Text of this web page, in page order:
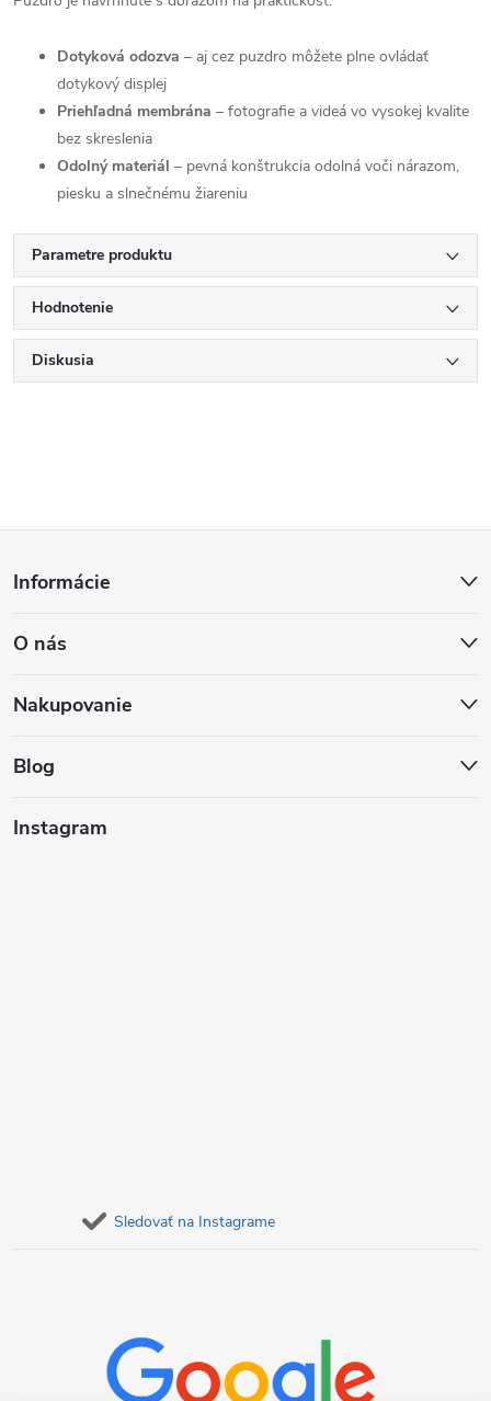
Dotyková odozva – aj cez puzdro môžete plne ovládať
dotykový displej
Priehľadná membrána – fotografie a videá vo vysokej kvalite
bez skreslenia
Odolný materiál – pevná konštrukcia odolná voči nárazom,
piesku a slnečnému žiareniu
Parametre produktu
Hodnotenie
Diskusia
p
ä
Informácie
O nás
Nakupovanie
Blog
Instagram
Sledovať na Instagrame